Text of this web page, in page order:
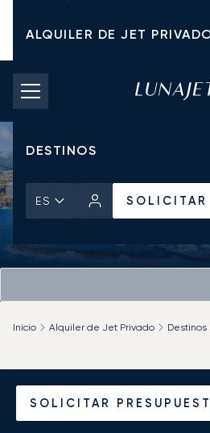
ALQUILER DE JET
TARIFAS DE CHÁRTER
JETS PRIVADOS
DESTINOS
ES SOLICITAR
SOLICITAR
Inicio Alquiler de Jet Privado Destinos
Alquile un Jet
desde o hacia